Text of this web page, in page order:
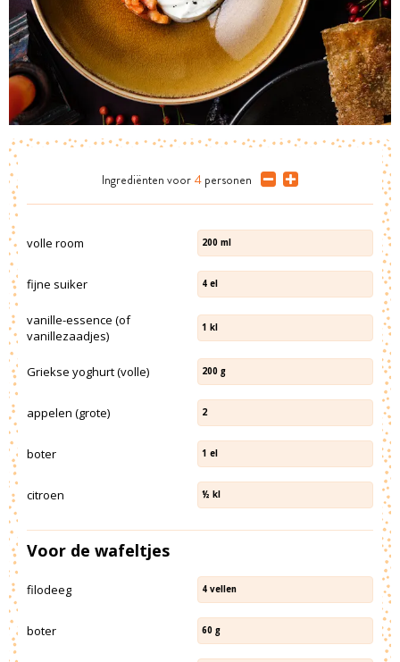
Ingrediënten voor 4 personen
volle room 200 ml
fijne suiker 4 el
vanille-essence (of
vanillezaadjes)
1 kl
Griekse yoghurt (volle) 200 g
appelen (grote) 2
boter 1 el
citroen ½ kl
Voor de wafeltjes
filodeeg 4 vellen
boter 60 g